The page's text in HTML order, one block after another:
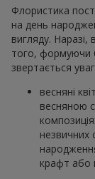
Флористика
на день
вигляду. Наразі,
того, формуючи
звертається
весняні
весняною
незвичних
крафт або